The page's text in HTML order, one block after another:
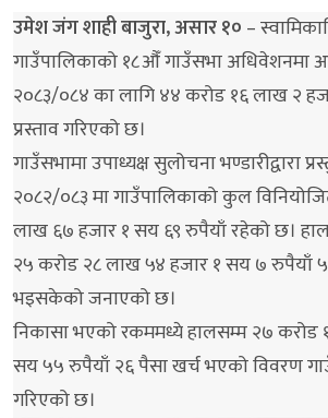
उमेश जंग शाही बाजुरा, असार १० –
गाउँपालिकाको १८औँ गाउँसभा अधिवेशनमा
२०८३/०८४ का लागि ४४ करोड १६ लाख २
प्रस्ताव गरिएको छ।
गाउँसभामा उपाध्यक्ष सुलोचना भण्डारीद्वारा
२०८२/०८३ मा गाउँपालिकाको कुल
लाख ६७ हजार १ सय ६९ रुपैयाँ रहेको छ।
२५ करोड २८ लाख ५४ हजार १ सय ७ रुपैयाँ
भइसकेको जनाएको छ।
निकासा भएको रकममध्ये हालसम्म २७ करोड
सय ५५ रुपैयाँ २६ पैसा खर्च भएको विवरण
गरिएको छ।